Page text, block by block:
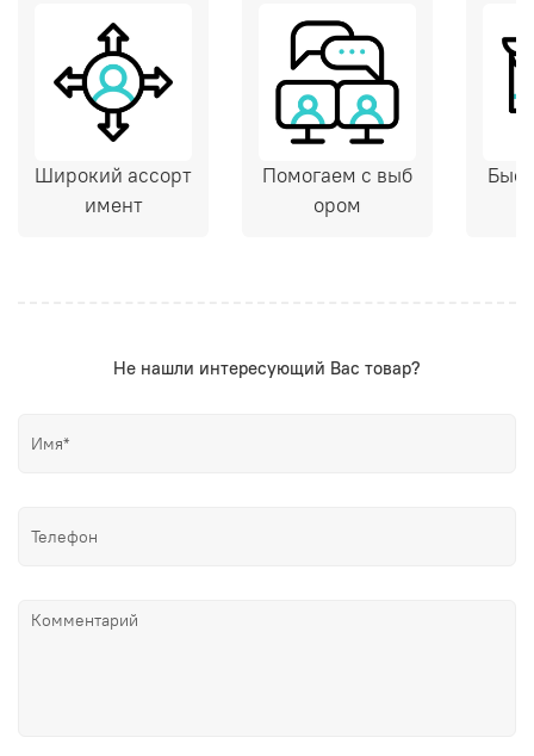
Широкий ассорт
имент
Помогаем с выб
ором
Не нашли интересующий Вас товар?